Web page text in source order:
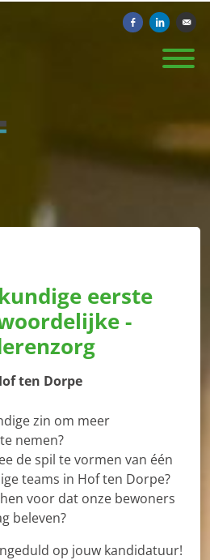
Delen op Facebook
Delen op
eerste
-
ten Dorpe
zin om meer
nemen?
de spil te vormen van één
teams in Hof ten Dorpe?
voor dat onze bewoners
beleven?
op jouw kandidatuur!